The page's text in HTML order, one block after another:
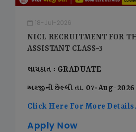
18-Jul-2026
NICL RECRUITMENT FOR
ASSISTANT CLASS-3
લાયકાત : GRADUATE
અરજીની છેલ્લી તા. 07-Aug-2026
Click Here For More
Apply Now